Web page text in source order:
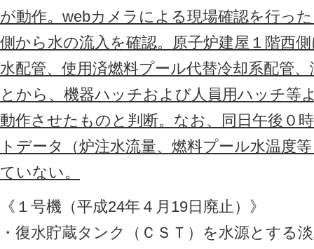
が動作。webカメラによる現場確認を行っ
側から水の流入を確認。原子炉建屋１階西
水配管、使用済燃料プール代替冷却系配管
とから、機器ハッチおよび人員用ハッチ等
動作させたものと判断。なお、同日午後０
トデータ（炉注水流量、燃料プール水温度
ていない。
《１号機（平成24年４月19日廃止）》
・復水貯蔵タンク（ＣＳＴ）を水源とする